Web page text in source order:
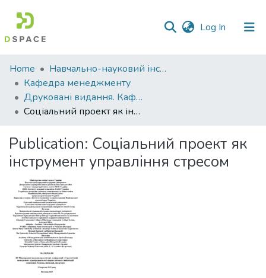
Log In (current)
Communities
&
Collections
All of DSpace
Statistics
Home
Навчально-науковий інститут економіки, управління, права та інформаційних технологій
Кафедра менеджменту
Друковані видання. Кафедра менеджменту ім. І.А. Маркіної
Соціальний проект як інструмент управління стресом
Publication: Соціальний проект як
інструмент управління стресом